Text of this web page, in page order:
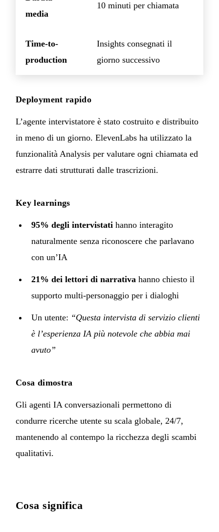
media
10 minuti per chiamata
Time-to-
production
Insights consegnati il
giorno successivo
Deployment rapido
L’agente intervistatore è stato costruito e distribuito
in meno di un giorno. ElevenLabs ha utilizzato la
funzionalità Analysis per valutare ogni chiamata ed
estrarre dati strutturati dalle trascrizioni.
Key learnings
95% degli intervistati hanno interagito
naturalmente senza riconoscere che parlavano
con un’IA
21% dei lettori di narrativa hanno chiesto il
supporto multi-personaggio per i dialoghi
Un utente: “Questa intervista di servizio clienti
è l’esperienza IA più notevole che abbia mai
avuto”
Cosa dimostra
Gli agenti IA conversazionali permettono di
condurre ricerche utente su scala globale, 24/7,
mantenendo al contempo la ricchezza degli scambi
qualitativi.
Cosa significa